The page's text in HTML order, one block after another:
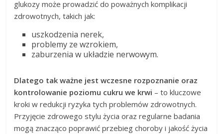
glukozy może prowadzić do poważnych komplikacji
zdrowotnych, takich jak:
uszkodzenia nerek,
problemy ze wzrokiem,
zaburzenia w układzie nerwowym.
Dlatego tak ważne jest wczesne rozpoznanie oraz
kontrolowanie poziomu cukru we krwi – to kluczowe
kroki w redukcji ryzyka tych problemów zdrowotnych.
Przyjęcie zdrowego stylu życia oraz regularne badania
mogą znacząco poprawić przebieg choroby i jakość życia